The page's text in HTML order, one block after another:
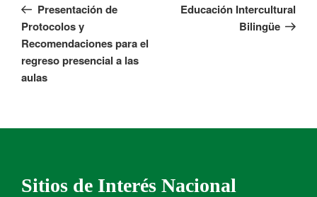
Presentación de
Protocolos y
Recomendaciones para el
regreso presencial a las
aulas
Educación Intercultural
Bilingüe
Sitios de Interés Nacional